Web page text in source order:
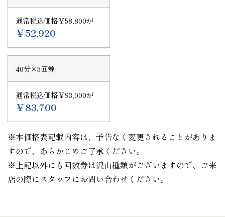
通常税込価格￥58,800が
￥52,920
40分×5回券
通常税込価格￥93,000が
￥83,700
※本価格表記載内容は、予告なく変更されることがありま
すので、あらかじめご了承ください。
※上記以外にも回数券は沢山種類がございますので、ご来
店の際にスタッフにお問い合わせください。